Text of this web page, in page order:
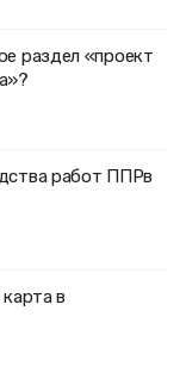
раздел «проект
работ ППРв
в